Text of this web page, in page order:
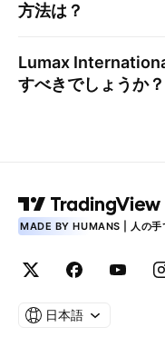
方法は？
Lumax
すべきでしょうか？
MADE BY HUMANS | 人の手
日本語